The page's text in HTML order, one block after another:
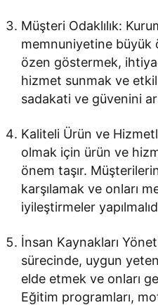
Müşteri Odaklılık:
memnuniyetine büyük
özen göstermek,
hizmet sunmak ve
sadakati ve güvenini
Kaliteli Ürün ve
olmak için ürün ve
önem taşır.
karşılamak ve onları
iyileştirmeler
İnsan Kaynakları
sürecinde, uygun
elde etmek ve onları
Eğitim programları,